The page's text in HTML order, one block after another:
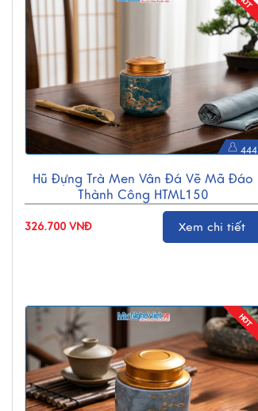
444
Hũ Đựng Trà Men Vân Đá Vẽ Mã Đáo
Thành Công HTML150
326.700 VNĐ Xem chi tiết